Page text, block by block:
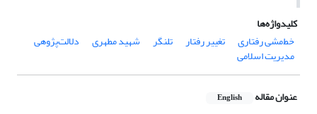
کلیدواژه‌ها
خط‌مشی رفتاری
تغییر رفتار تلنگر شهید مطهری دلالت‌پژوهی
مدیریت اسلامی
عنوان مقاله English